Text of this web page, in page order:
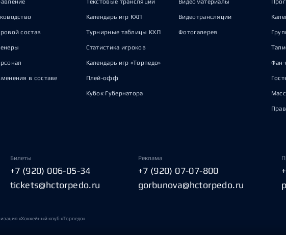
состав
в составе
Текстовые трансляции
Календарь игр КХЛ
Турнирные таблицы КХЛ
Статистика игроков
Календарь игр «Торпедо»
Плей-офф
Кубок Губернатора
Видеоматериалы
Видеотрансляции
Фотогалерея
Фан-
Билеты
+7 (920) 006-05-34
tickets@hctorpedo.ru
Реклама
+7 (920) 07-07-800
gorbunova@hctorpedo.ru
«Хоккейный клуб «Торпедо»